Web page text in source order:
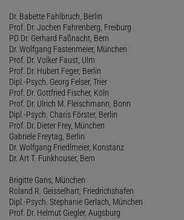
Dr. Babette Fahlbruch, Berlin
Prof. Dr. Jochen Fahrenberg, Freiburg
PD Dr. Gerhard Faßnacht, Bern
Dr. Wolfgang Fastenmeier, München
Prof. Dr. Volker Faust, Ulm
Prof. Dr. Hubert Feger, Berlin
Dipl.-Psych. Georg Felser, Trier
Prof. Dr. Gottfried Fischer, Köln
Prof. Dr. Ulrich M. Fleischmann, Bonn
Dipl.-Psych. Charis Förster, Berlin
Prof. Dr. Dieter Frey, München
Gabriele Freytag, Berlin
Dr. Wolfgang Friedlmeier, Konstanz
Dr. Art T. Funkhouser, Bern
Brigitte Gans, München
Roland R. Geisselhart, Friedrichshafen
Dipl.-Psych. Stephanie Gerlach, München
Prof. Dr. Helmut Giegler, Augsburg